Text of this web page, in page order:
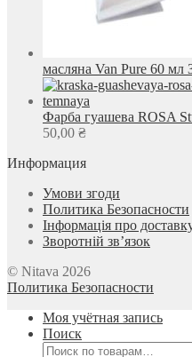
масляна Van Pure 60 мл
Фарба гуашева ROSA
50,00 ₴
Информация
Умови згоди
Политика Безопасности
Інформація про
Зворотній зв’язок
© Nitava 2026
Политика Безопасности
Моя учётная запись
Поиск
Искать: